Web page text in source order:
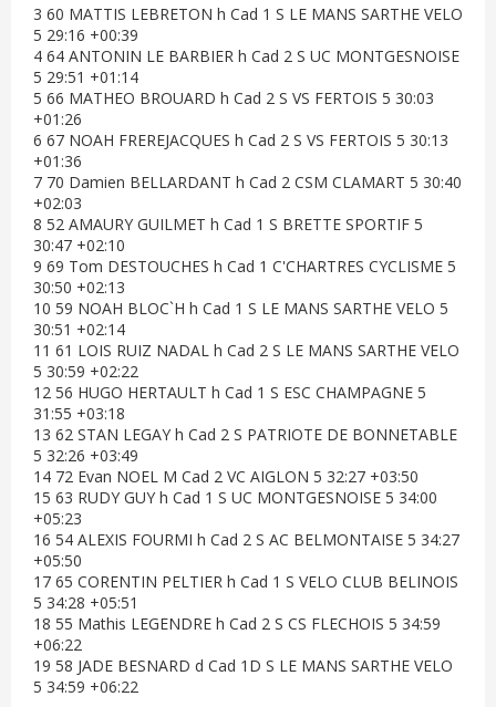
3 60 MATTIS LEBRETON h Cad 1 S LE MANS SARTHE VELO
5 29:16 +00:39
4 64 ANTONIN LE BARBIER h Cad 2 S UC MONTGESNOISE
5 29:51 +01:14
5 66 MATHEO BROUARD h Cad 2 S VS FERTOIS 5 30:03
+01:26
6 67 NOAH FREREJACQUES h Cad 2 S VS FERTOIS 5 30:13
+01:36
7 70 Damien BELLARDANT h Cad 2 CSM CLAMART 5 30:40
+02:03
8 52 AMAURY GUILMET h Cad 1 S BRETTE SPORTIF 5
30:47 +02:10
9 69 Tom DESTOUCHES h Cad 1 C'CHARTRES CYCLISME 5
30:50 +02:13
10 59 NOAH BLOC`H h Cad 1 S LE MANS SARTHE VELO 5
30:51 +02:14
11 61 LOIS RUIZ NADAL h Cad 2 S LE MANS SARTHE VELO
5 30:59 +02:22
12 56 HUGO HERTAULT h Cad 1 S ESC CHAMPAGNE 5
31:55 +03:18
13 62 STAN LEGAY h Cad 2 S PATRIOTE DE BONNETABLE
5 32:26 +03:49
14 72 Evan NOEL M Cad 2 VC AIGLON 5 32:27 +03:50
15 63 RUDY GUY h Cad 1 S UC MONTGESNOISE 5 34:00
+05:23
16 54 ALEXIS FOURMI h Cad 2 S AC BELMONTAISE 5 34:27
+05:50
17 65 CORENTIN PELTIER h Cad 1 S VELO CLUB BELINOIS
5 34:28 +05:51
18 55 Mathis LEGENDRE h Cad 2 S CS FLECHOIS 5 34:59
+06:22
19 58 JADE BESNARD d Cad 1D S LE MANS SARTHE VELO
5 34:59 +06:22